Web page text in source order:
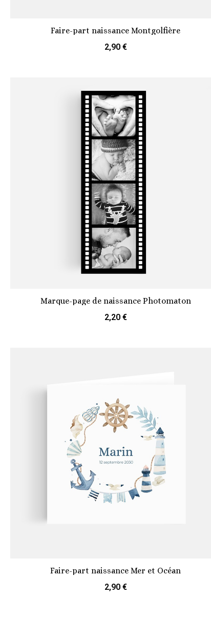
Faire-part naissance Montgolfière
2,90 €
Marque-page de naissance Photomaton
2,20 €
Faire-part naissance Mer et Océan
2,90 €